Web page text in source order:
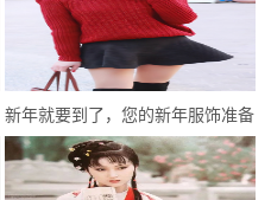
新年就要到了，您的新年服饰准备
好了吗？